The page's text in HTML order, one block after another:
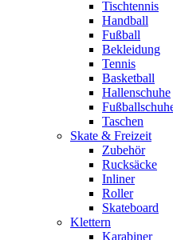
Tischtennis
Handball
Fußball
Bekleidung
Tennis
Basketball
Hallenschuhe
Taschen
Skate & Freizeit
Zubehör
Rucksäcke
Inliner
Roller
Skateboard
Klettern
Karabiner